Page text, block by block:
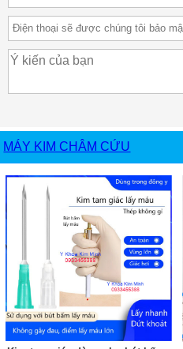
MÁY KIM CHÂM CỨU